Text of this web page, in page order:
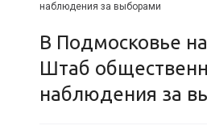
наблюдения за выборами
В Подмосковье начал работу
Штаб
наблюдения за